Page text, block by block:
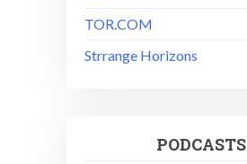
TOR.COM
Strrange Horizons
PODCASTS